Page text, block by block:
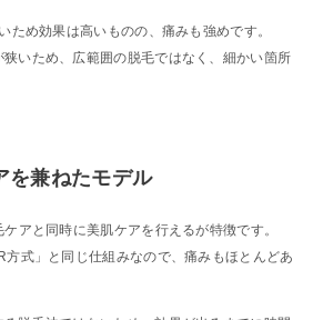
ため効果は高いものの、痛みも強めです。
いため、広範囲の脱毛ではなく、細かい箇所
を兼ねたモデル
アと同時に美肌ケアを行えるが特徴です。
式」と同じ仕組みなので、痛みもほとんどあ